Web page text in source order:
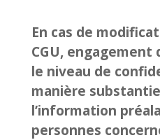
En cas de
CGU, engagement
le niveau de
manière
l’information
personnes